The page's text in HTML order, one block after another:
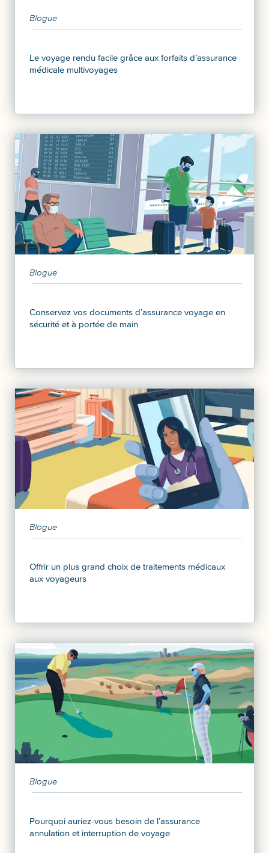
Blogue
Le voyage rendu facile grâce aux forfaits d’assurance
médicale multivoyages
Blogue
Conservez vos documents d’assurance voyage en
sécurité et à portée de main
Blogue
Offrir un plus grand choix de traitements médicaux
aux voyageurs
Blogue
Pourquoi auriez-vous besoin de l’assurance
annulation et interruption de voyage